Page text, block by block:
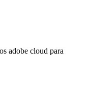
adobe cloud para